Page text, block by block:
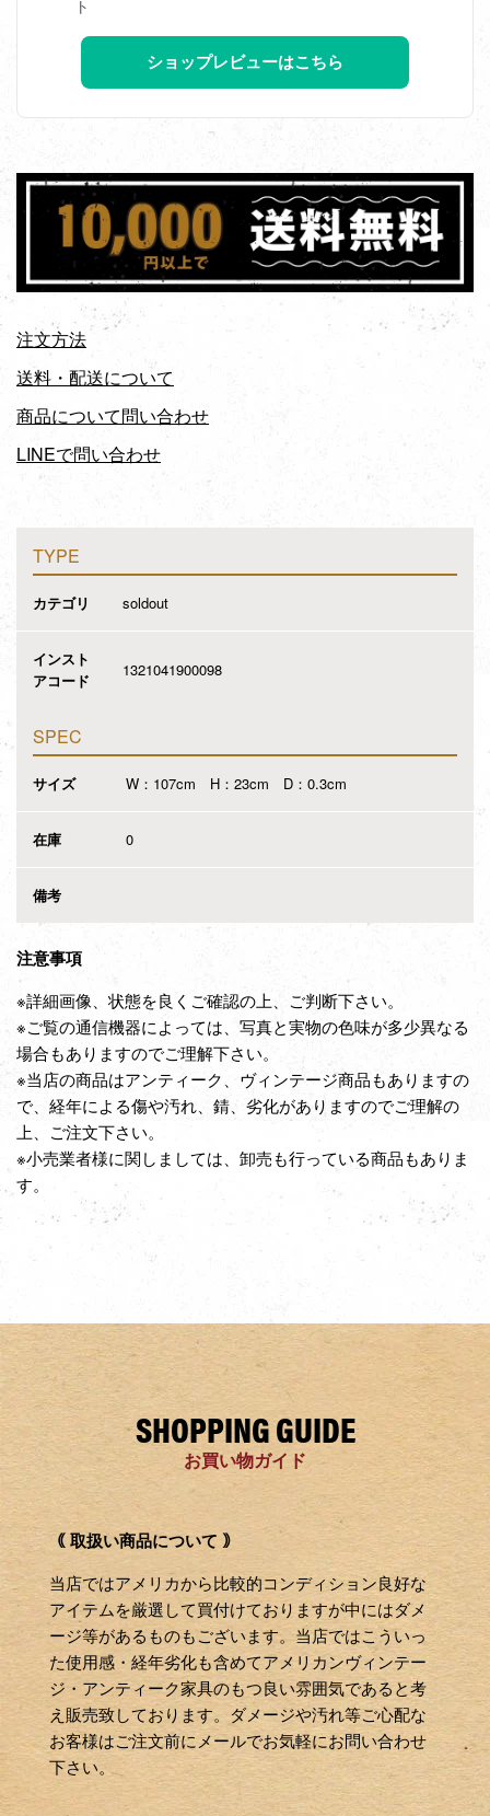
ト
ショップレビューはこちら
注文方法
送料・配送について
商品について問い合わせ
LINEで問い合わせ
TYPE
カテゴリ soldout
インスト
アコード
1321041900098
SPEC
サイズ W：107cm H：23cm D：0.3cm
在庫 0
備考
注意事項
※詳細画像、状態を良くご確認の上、ご判断下さい。
※ご覧の通信機器によっては、写真と実物の色味が多少異なる
場合もありますのでご理解下さい。
※当店の商品はアンティーク、ヴィンテージ商品もありますの
で、経年による傷や汚れ、錆、劣化がありますのでご理解の
上、ご注文下さい。
※小売業者様に関しましては、卸売も行っている商品もありま
す。
SHOPPING GUIDE
お買い物ガイド
｟ 取扱い商品について ｠
当店ではアメリカから比較的コンディション良好な
アイテムを厳選して買付けておりますが中にはダメ
ージ等があるものもございます。当店ではこういっ
た使用感・経年劣化も含めてアメリカンヴィンテー
ジ・アンティーク家具のもつ良い雰囲気であると考
え販売致しております。ダメージや汚れ等ご心配な
お客様はご注文前にメールでお気軽にお問い合わせ
下さい。